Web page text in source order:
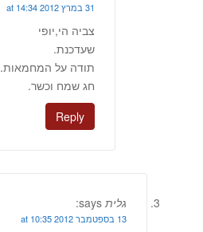
31 במרץ 2012 at 14:34
צביה הי,יופי
שעדכנת.
תודה על המחמאות.
חג שמח וכשר.
Reply
גלית says:
13 בספטמבר 2012 at 10:35